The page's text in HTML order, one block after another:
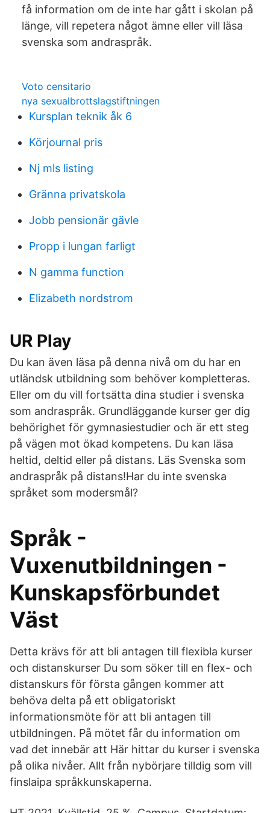
få information om de inte har gått i skolan på
länge, vill repetera något ämne eller vill läsa
svenska som andraspråk.
Voto censitario
nya sexualbrottslagstiftningen
Kursplan teknik åk 6
Körjournal pris
Nj mls listing
Gränna privatskola
Jobb pensionär gävle
Propp i lungan farligt
N gamma function
Elizabeth nordstrom
UR Play
Du kan även läsa på denna nivå om du har en
utländsk utbildning som behöver kompletteras.
Eller om du vill fortsätta dina studier i svenska
som andraspråk. Grundläggande kurser ger dig
behörighet för gymnasiestudier och är ett steg
på vägen mot ökad kompetens. Du kan läsa
heltid, deltid eller på distans. Läs Svenska som
andraspråk på distans!Har du inte svenska
språket som modersmål?
Språk -
Vuxenutbildningen -
Kunskapsförbundet
Väst
Detta krävs för att bli antagen till flexibla kurser
och distanskurser Du som söker till en flex- och
distanskurs för första gången kommer att
behöva delta på ett obligatoriskt
informationsmöte för att bli antagen till
utbildningen. På mötet får du information om
vad det innebär att Här hittar du kurser i svenska
på olika nivåer. Allt från nybörjare tilldig som vill
finslaipa språkkunskaperna.